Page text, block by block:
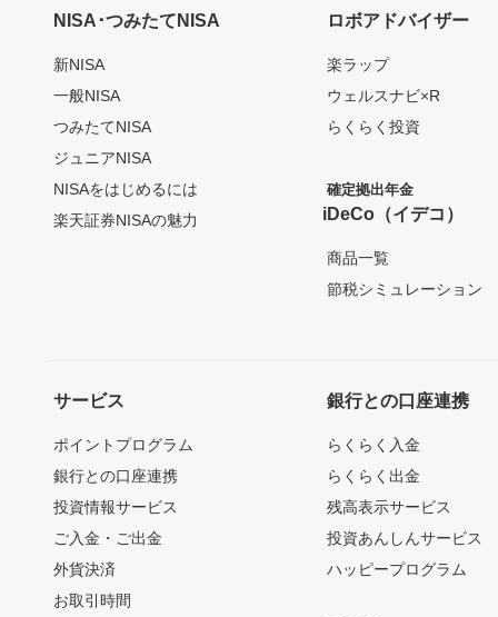
NISA･つみたてNISA
新NISA
一般NISA
つみたてNISA
ジュニアNISA
NISAをはじめるには
楽天証券NISAの魅力
ロボアドバイザー
楽ラップ
ウェルスナビ×R
らくらく投資
確定拠出年金
iDeCo（イデコ）
商品一覧
節税シミュレーション
サービス
ポイントプログラム
銀行との口座連携
投資情報サービス
ご入金・ご出金
外貨決済
お取引時間
銀行との口座連携
らくらく入金
らくらく出金
残高表示サービス
投資あんしんサービス
ハッピープログラム